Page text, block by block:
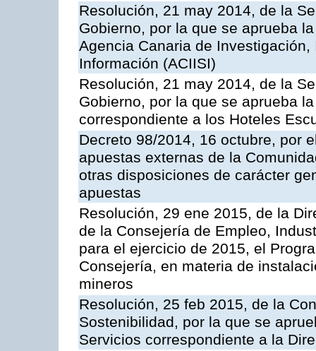
Resolución, 21 may 2014, de la
Gobierno, por la que se aprueba
Agencia Canaria de
Información (ACIISI)
Resolución, 21 may 2014, de la
Gobierno, por la que se aprueba
correspondiente a los Hoteles
Decreto 98/2014, 16 octubre, por
apuestas externas de la
otras disposiciones de carácter
apuestas
Resolución, 29 ene 2015, de la
de la Consejería de Empleo,
para el ejercicio de 2015, el
Consejería, en materia de
mineros
Resolución, 25 feb 2015, de la
Sostenibilidad, por la que se
Servicios correspondiente a la